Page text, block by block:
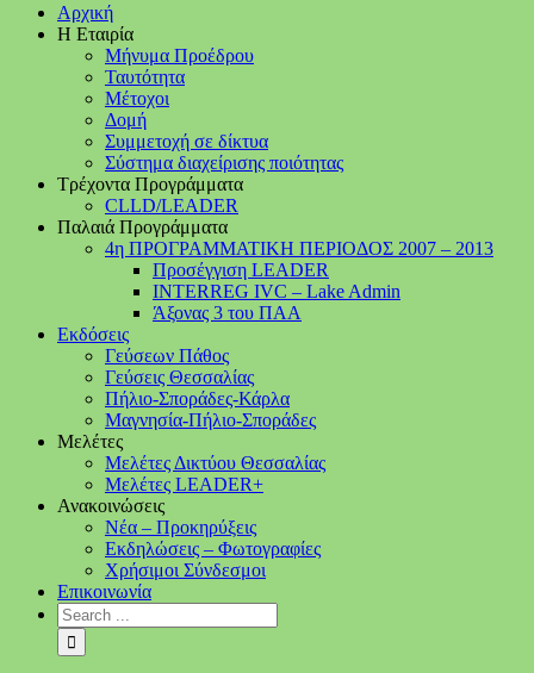
Αρχική
Η Εταιρία
Μήνυμα Προέδρου
Ταυτότητα
Μέτοχοι
Δομή
Συμμετοχή σε δίκτυα
Σύστημα διαχείρισης ποιότητας
Τρέχοντα Προγράμματα
CLLD/LEADER
Παλαιά Προγράμματα
4η ΠΡΟΓΡΑΜΜΑΤΙΚΗ ΠΕΡΙΟΔΟΣ 2007 – 2013
Προσέγγιση LEADER
INTERREG IVC – Lake Admin
Άξονας 3 του ΠΑΑ
Εκδόσεις
Γεύσεων Πάθος
Γεύσεις Θεσσαλίας
Πήλιο-Σποράδες-Κάρλα
Μαγνησία-Πήλιο-Σποράδες
Μελέτες
Μελέτες Δικτύου Θεσσαλίας
Μελέτες LEADER+
Ανακοινώσεις
Νέα – Προκηρύξεις
Εκδηλώσεις – Φωτογραφίες
Χρήσιμοι Σύνδεσμοι
Επικοινωνία